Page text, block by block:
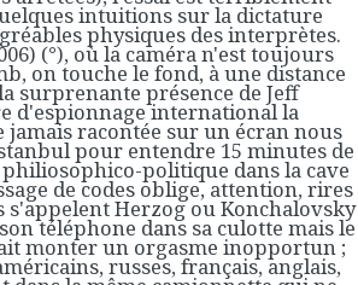
intuitions sur la dictature
physiques des interprètes.
(°), où la caméra n'est toujours
on touche le fond, à une distance
surprenante présence de Jeff
d'espionnage international la
racontée sur un écran nous
pour entendre 15 minutes de
philiosophico-politique dans la cave
de codes oblige, attention, rires
s'appelent Herzog ou Konchalovsky
téléphone dans sa culotte mais le
monter un orgasme inopportun ;
russes, français, anglais,